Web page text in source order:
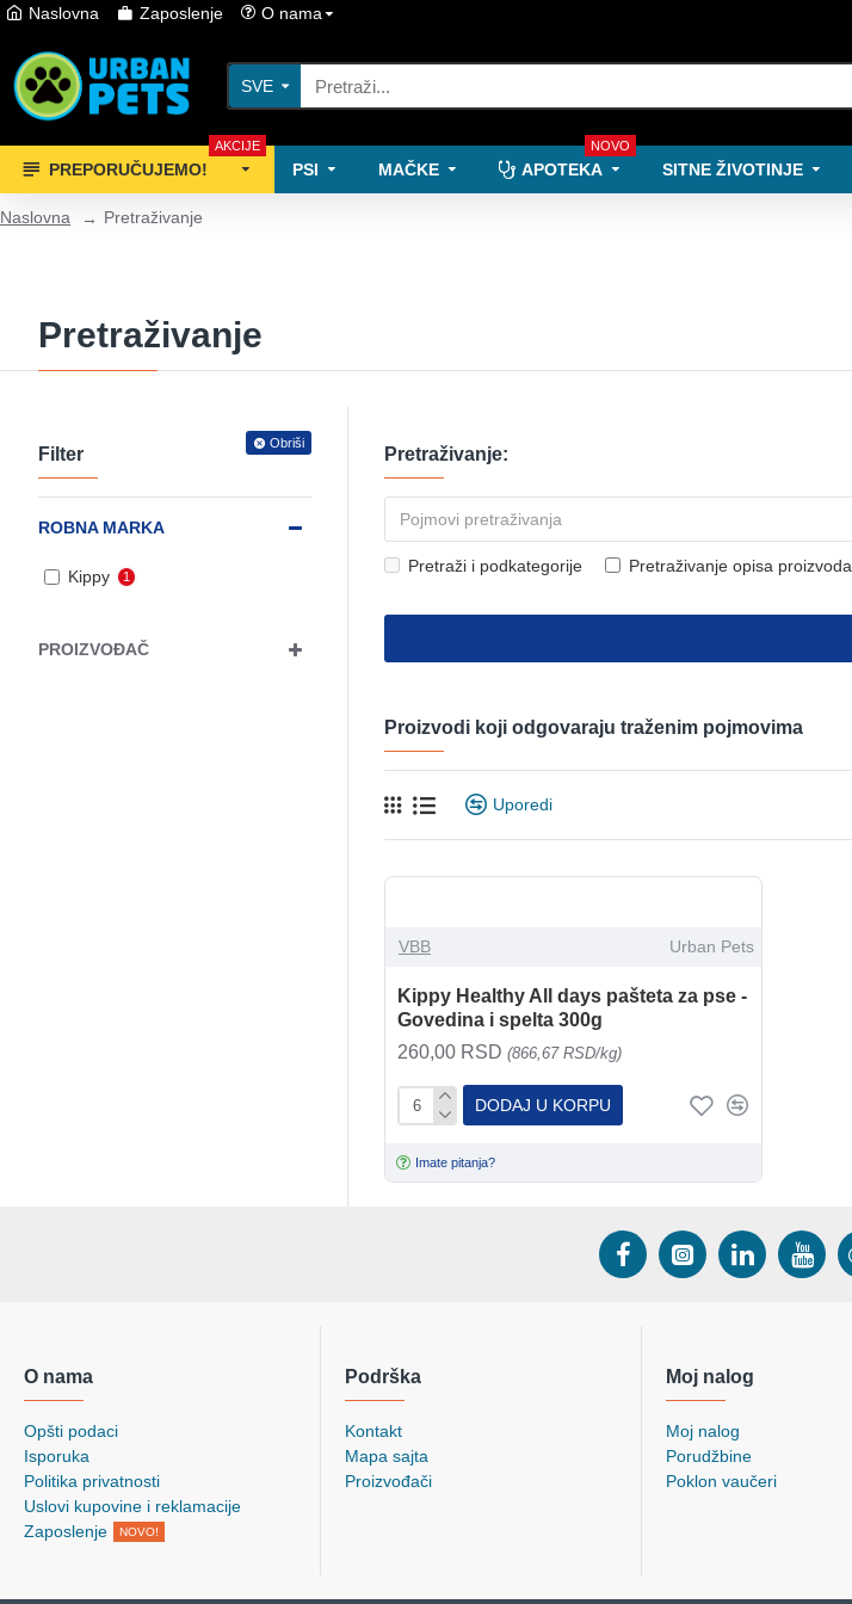
Naslovna Zaposlenje O nama
SVE
PREPORUČUJEMO!
AKCIJE
PSI MAČKE APOTEKA
NOVO
SITNE ŽIVOTINJE
Naslovna Pretraživanje
Pretraživanje
Filter
Obriši
PROIZVOĐAČ
ROBNA MARKA
Kippy 1
Pretraživanje:
Pretraži i podkategorije Pretraživanje opisa proizvoda
Proizvodi koji odgovaraju traženim pojmovima
Uporedi
VBB Urban Pets
Kippy Healthy All days pašteta za pse -
Govedina i spelta 300g
260,00 RSD (866,67 RSD/kg)
DODAJ U KORPU
Imate pitanja?
O nama
Opšti podaci
Isporuka
Politika privatnosti
Uslovi kupovine i reklamacije
Zaposlenje
NOVO!
Podrška
Kontakt
Mapa sajta
Proizvođači
Moj nalog
Moj nalog
Porudžbine
Poklon vaučeri